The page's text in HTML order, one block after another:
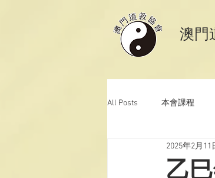
澳門
All Posts 本會課程
澳門道教科儀音樂
乙
2025年2月11